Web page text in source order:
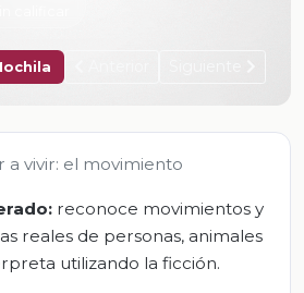
a vivir: el movimiento
reconoce movimientos y
reales de personas, animales
utilizando la ficción.